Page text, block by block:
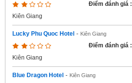
Điểm đánh giá :
Kiên Giang
Lucky Phu Quoc Hotel - Kiên Giang
Điểm đánh giá :
Kiên Giang
Blue Dragon Hotel - Kiên Giang